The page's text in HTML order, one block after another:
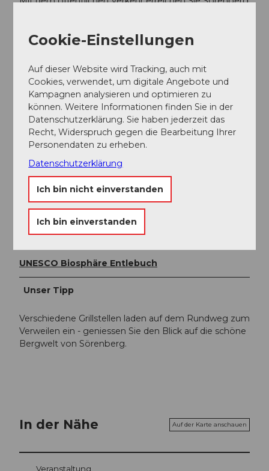
Sörenberg, Post. Planen Sie Ihre Reise mit dem
Weitere Infos / Links
Sörenberg Flühli Tourismus
Rothornstrasse 21
6174 Sörenberg
Telefon +41 (0)41 488 11 85
www.soerenberg.ch
Sörenberg Flühli Tourismus
UNESCO Biosphäre Entlebuch
Unser Tipp
Verschiedene Grillstellen laden auf dem Rundweg zum
Verweilen ein - geniessen Sie den Blick auf die schöne
Bergwelt von Sörenberg.
In der Nähe Auf der Karte anschauen
Veranstaltung
Cookie-Einstellungen
Auf dieser Website wird Tracking, auch mit
Cookies, verwendet, um digitale Angebote und
Kampagnen analysieren und optimieren zu
können. Weitere Informationen finden Sie in der
Datenschutzerklärung. Sie haben jederzeit das
Recht, Widerspruch gegen die Bearbeitung Ihrer
Personendaten zu erheben.
Datenschutzerklärung
Ich bin nicht einverstanden
Ich bin einverstanden